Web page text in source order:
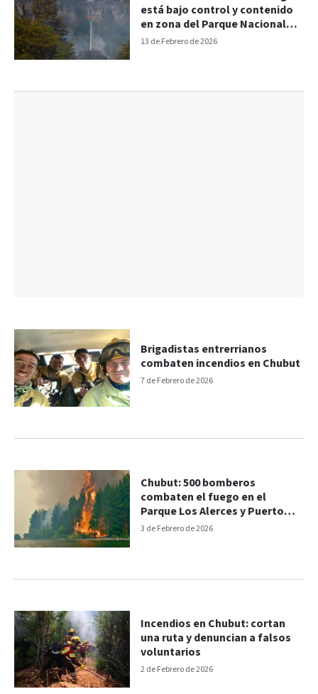
13 de Febrero de 2026
está bajo control y contenido
en zona del Parque Nacional
Los Alerces
7 de Febrero de 2026
Brigadistas entrerrianos
combaten incendios en Chubut
3 de Febrero de 2026
Chubut: 500 bomberos
combaten el fuego en el
Parque Los Alerces y Puerto
Patriada
2 de Febrero de 2026
Incendios en Chubut: cortan
una ruta y denuncian a falsos
voluntarios